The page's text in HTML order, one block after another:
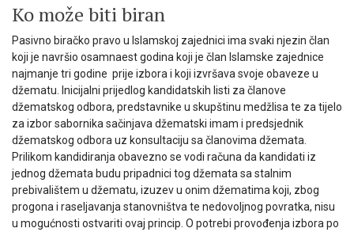
Ko može biti biran
Pasivno biračko pravo u Islamskoj zajednici ima svaki njezin član
koji je navršio osamnaest godina koji je član Islamske zajednice
najmanje tri godine prije izbora i koji izvršava svoje obaveze u
džematu. Inicijalni prijedlog kandidatskih listi za članove
džematskog odbora, predstavnike u skupštinu medžlisa te za tijelo
za izbor sabornika sačinjava džematski imam i predsjednik
džematskog odbora uz konsultaciju sa članovima džemata.
Prilikom kandidiranja obavezno se vodi računa da kandidati iz
jednog džemata budu pripadnici tog džemata sa stalnim
prebivalištem u džematu, izuzev u onim džematima koji, zbog
progona i raseljavanja stanovništva te nedovoljnog povratka, nisu
u mogućnosti ostvariti ovaj princip. O potrebi provođenja izbora po